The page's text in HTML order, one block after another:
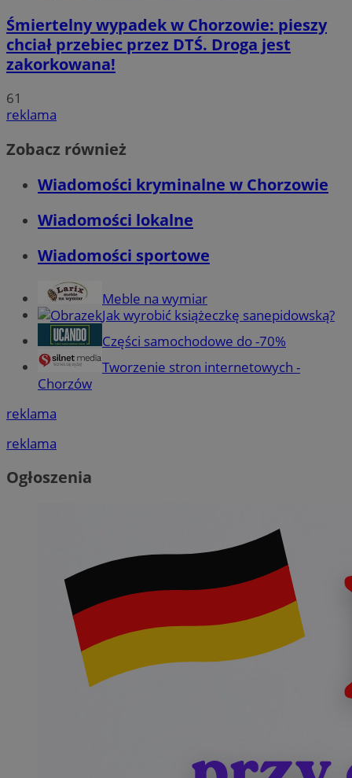
Śmiertelny wypadek w Chorzowie: pieszy
chciał przebiec przez DTŚ. Droga jest
zakorkowana!
61
reklama
Zobacz również
Wiadomości kryminalne w Chorzowie
Wiadomości lokalne
Wiadomości sportowe
Meble na wymiar
Jak wyrobić książeczkę sanepidowską?
Części samochodowe do -70%
Tworzenie stron internetowych -
Chorzów
reklama
reklama
Ogłoszenia